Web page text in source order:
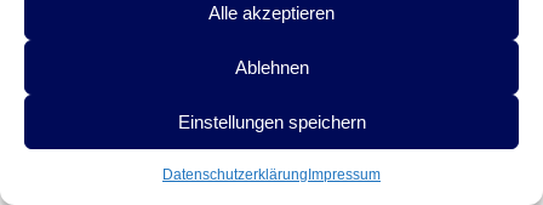
Alle akzeptieren
Ablehnen
Einstellungen speichern
Datenschutzerklärung Impressum
performance=8EEF4000023QYNKXPD&rnd=1757325361415&cooac=1
wurde 1961 in München geboren. Der
Verleger in Weßling (Lkr. Starnberg). Er publizierte bislang